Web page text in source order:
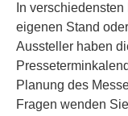
In
eigenen Stand
Aussteller haben
Planung des
Fragen wenden